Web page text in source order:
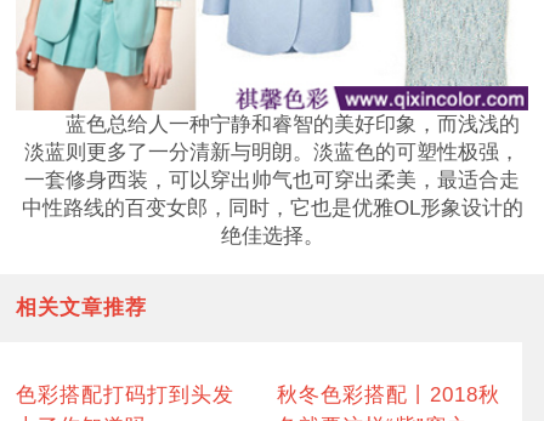
蓝色总给人一种宁静和睿智的美好印象，而浅浅的
淡蓝则更多了一分清新与明朗。淡蓝色的可塑性极强，
一套修身西装，可以穿出帅气也可穿出柔美，最适合走
中性路线的百变女郎，同时，它也是优雅OL形象设计的
绝佳选择。
相关文章推荐
色彩搭配打码打到头发
秋冬色彩搭配丨2018秋